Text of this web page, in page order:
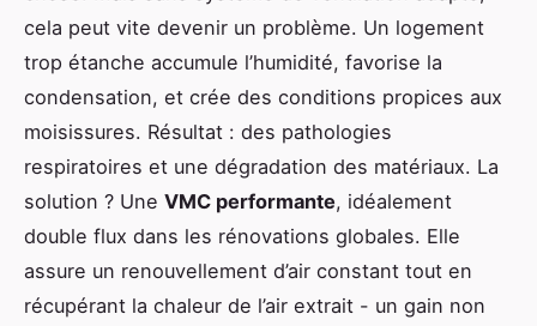
cela peut vite devenir un problème. Un logement
trop étanche accumule l’humidité, favorise la
condensation, et crée des conditions propices aux
moisissures. Résultat : des pathologies
respiratoires et une dégradation des matériaux. La
solution ? Une VMC performante, idéalement
double flux dans les rénovations globales. Elle
assure un renouvellement d’air constant tout en
récupérant la chaleur de l’air extrait - un gain non